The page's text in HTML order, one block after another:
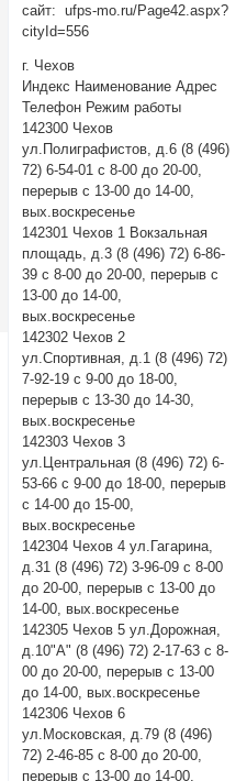
сайт: ufps-mo.ru/Page42.aspx?
cityId=556
г. Чехов
Индекс Наименование Адрес
Телефон Режим работы
142300 Чехов
ул.Полиграфистов, д.6 (8 (496)
72) 6-54-01 с 8-00 до 20-00,
перерыв с 13-00 до 14-00,
вых.воскресенье
142301 Чехов 1 Вокзальная
площадь, д.3 (8 (496) 72) 6-86-
39 с 8-00 до 20-00, перерыв с
13-00 до 14-00,
вых.воскресенье
142302 Чехов 2
ул.Спортивная, д.1 (8 (496) 72)
7-92-19 с 9-00 до 18-00,
перерыв с 13-30 до 14-30,
вых.воскресенье
142303 Чехов 3
ул.Центральная (8 (496) 72) 6-
53-66 с 9-00 до 18-00, перерыв
с 14-00 до 15-00,
вых.воскресенье
142304 Чехов 4 ул.Гагарина,
д.31 (8 (496) 72) 3-96-09 с 8-00
до 20-00, перерыв с 13-00 до
14-00, вых.воскресенье
142305 Чехов 5 ул.Дорожная,
д.10"А" (8 (496) 72) 2-17-63 с 8-
00 до 20-00, перерыв с 13-00
до 14-00, вых.воскресенье
142306 Чехов 6
ул.Московская, д.79 (8 (496)
72) 2-46-85 с 8-00 до 20-00,
перерыв с 13-00 до 14-00,